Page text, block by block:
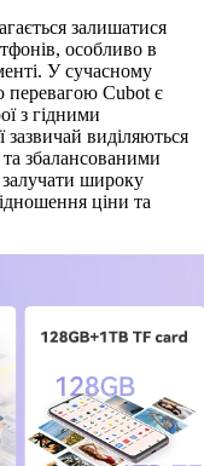
залишатися
особливо в
У сучасному
перевагою Cubot є
з гідними
виділяються
збалансованими
широку
ціни та